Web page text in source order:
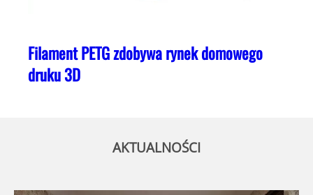
Filament PETG zdobywa rynek domowego
druku 3D
AKTUALNOŚCI